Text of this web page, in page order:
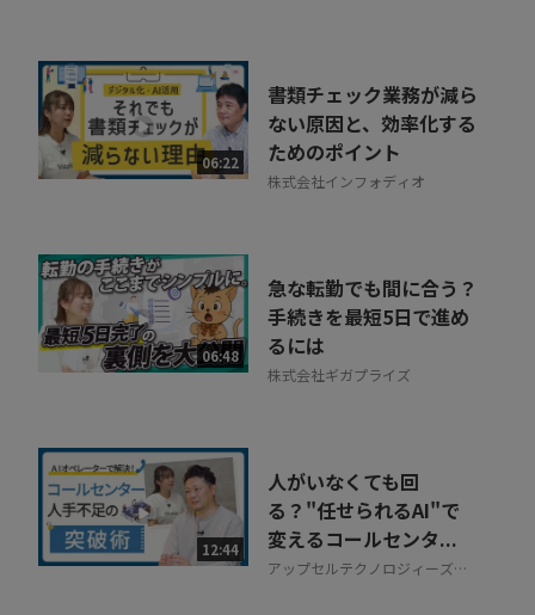
06:22
書類チェック業務が減ら
ない原因と、効率化する
ためのポイント
株式会社インフォディオ
06:48
急な転勤でも間に合う？
手続きを最短5日で進め
るには
株式会社ギガプライズ
12:44
人がいなくても回
る？"任せられるAI"で
変えるコールセンタ...
アップセルテクノロジィーズ株